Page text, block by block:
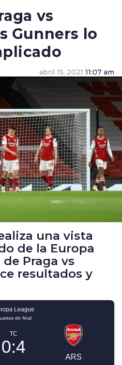
vs
Gunners lo
abril 15, 2021 11:07 am
una vista
de la Europa
de Praga vs
resultados y